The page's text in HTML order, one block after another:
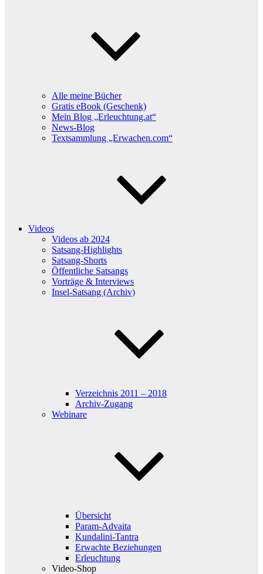
Alle meine Bücher
Gratis eBook (Geschenk)
Mein Blog „Erleuchtung.at“
News-Blog
Textsammlung „Erwachen.com“
Videos
Videos ab 2024
Satsang-Highlights
Satsang-Shorts
Öffentliche Satsangs
Vorträge & Interviews
Insel-Satsang (Archiv)
Verzeichnis 2011 – 2018
Archiv-Zugang
Webinare
Übersicht
Param-Advaita
Kundalini-Tantra
Erwachte Beziehungen
Erleuchtung
Video-Shop